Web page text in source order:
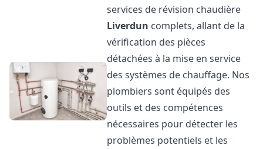
services de révision chaudière
Liverdun complets, allant de la
vérification des pièces
détachées à la mise en service
des systèmes de chauffage. Nos
plombiers sont équipés des
outils et des compétences
nécessaires pour détecter les
problèmes potentiels et les